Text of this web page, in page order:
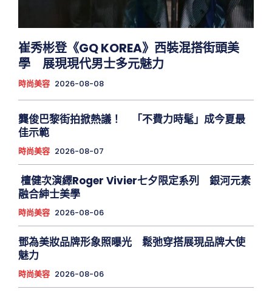
崔秀彬登《GQ KOREA》西裝混搭街頭美
學 展現現代男士多元魅力
時尚美容 2026-08-08
龔俊巴黎街拍掀熱議！ 「不費力時髦」成今夏最
佳示範
時尚美容 2026-08-07
檀健次演繹Roger Vivier七夕限定系列 銀河元素
融合紳士美學
時尚美容 2026-08-06
鄧為美妝品牌形象照曝光 鬆弛穿搭展現品牌大使
魅力
時尚美容 2026-08-06